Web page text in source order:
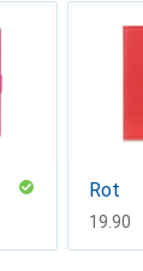
Rot
CHF
19.90